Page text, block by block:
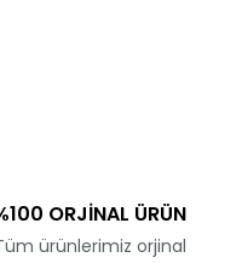
ORJİNAL ÜRÜN
ürünlerimiz orjinal